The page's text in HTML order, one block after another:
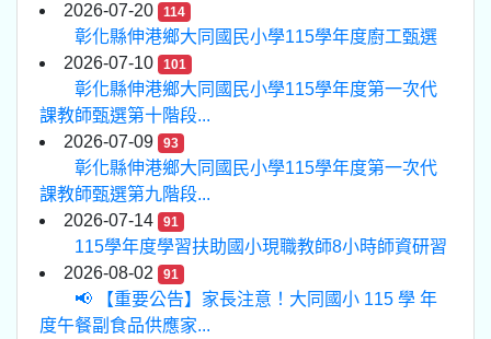
2026-07-20
114
彰化縣伸港鄉大同國民小學115學年度廚工甄選
2026-07-10
101
彰化縣伸港鄉大同國民小學115學年度第一次代
課教師甄選第十階段...
2026-07-09
93
彰化縣伸港鄉大同國民小學115學年度第一次代
課教師甄選第九階段...
2026-07-14
91
115學年度學習扶助國小現職教師8小時師資研習
2026-08-02
91
📢 【重要公告】家長注意！大同國小 115 學 年
度午餐副食品供應家...